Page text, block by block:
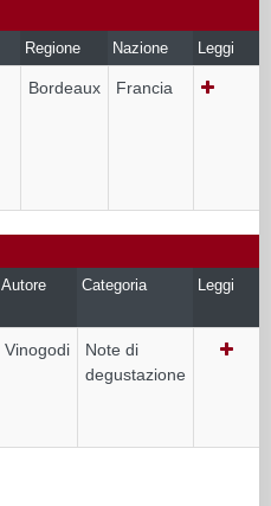
Regione Nazione Leggi
Bordeaux Francia
Autore Categoria Leggi
Vinogodi
Note di
degustazione